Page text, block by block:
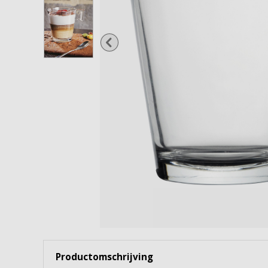
Cocktailglazen
Gin Tonicglazen
Borrel- & shotglazen
Waterflessen & karaffen
Snoep- & voorraadpotten
Bekijk alles
Productomschrijving